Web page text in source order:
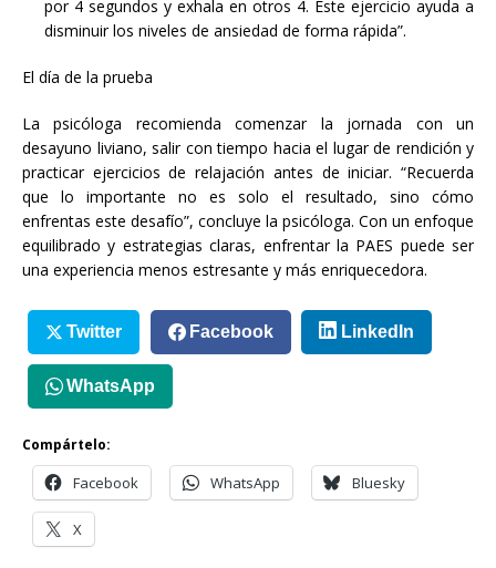
por 4 segundos y exhala en otros 4. Este ejercicio ayuda a
disminuir los niveles de ansiedad de forma rápida”.
El día de la prueba
La psicóloga recomienda comenzar la jornada con un
desayuno liviano, salir con tiempo hacia el lugar de rendición y
practicar ejercicios de relajación antes de iniciar. “Recuerda
que lo importante no es solo el resultado, sino cómo
enfrentas este desafío”, concluye la psicóloga. Con un enfoque
equilibrado y estrategias claras, enfrentar la PAES puede ser
una experiencia menos estresante y más enriquecedora.
Twitter Facebook LinkedIn
WhatsApp
Compártelo:
Facebook WhatsApp Bluesky
X